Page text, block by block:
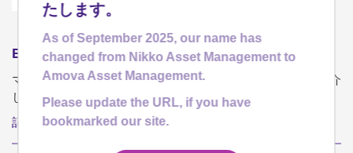
ETF 知って役立つ JoJoマーケット
マーケットの状況を解説しながら、当社のETFの魅力をご紹介
します。
記事一覧
たします。
As of September 2025, our name has
changed from Nikko Asset Management to
Amova Asset Management.
Please update the URL, if you have
bookmarked our site.